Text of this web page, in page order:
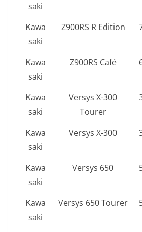
saki
Kawa
saki
Z900RS R Edition
Kawa
saki
Z900RS Café
Kawa
saki
Versys X-300
Tourer
Kawa
saki
Versys X-300
Kawa
saki
Versys 650
Kawa
saki
Versys 650 Tourer